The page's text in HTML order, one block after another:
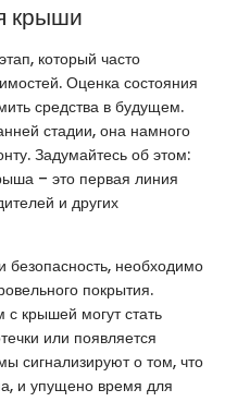
крыши
который часто
Оценка состояния
средства в будущем.
стадии, она намного
Задумайтесь об этом:
– это первая линия
и других
безопасность, необходимо
покрытия.
крышей могут стать
или появляется
сигнализируют о том, что
и упущено время для